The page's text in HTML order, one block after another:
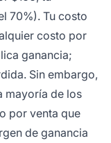
70%). Tu costo
costo por
ganancia;
Sin embargo,
mayoría de los
por venta que
de ganancia